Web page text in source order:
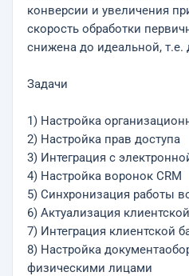
конверсии и увеличения
скорость обработки
снижена до идеальной, т.е.
Задачи
1) Настройка
2) Настройка прав доступа
3) Интеграция с
4) Настройка воронок CRM
5) Синхронизация работы
6) Актуализация
7) Интеграция клиентской
8) Настройка
физическими лицами